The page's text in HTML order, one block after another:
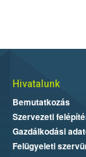
Hivatalunk
Bemutatkozás
Szervezeti
Gazdálkodási
Felügyeleti